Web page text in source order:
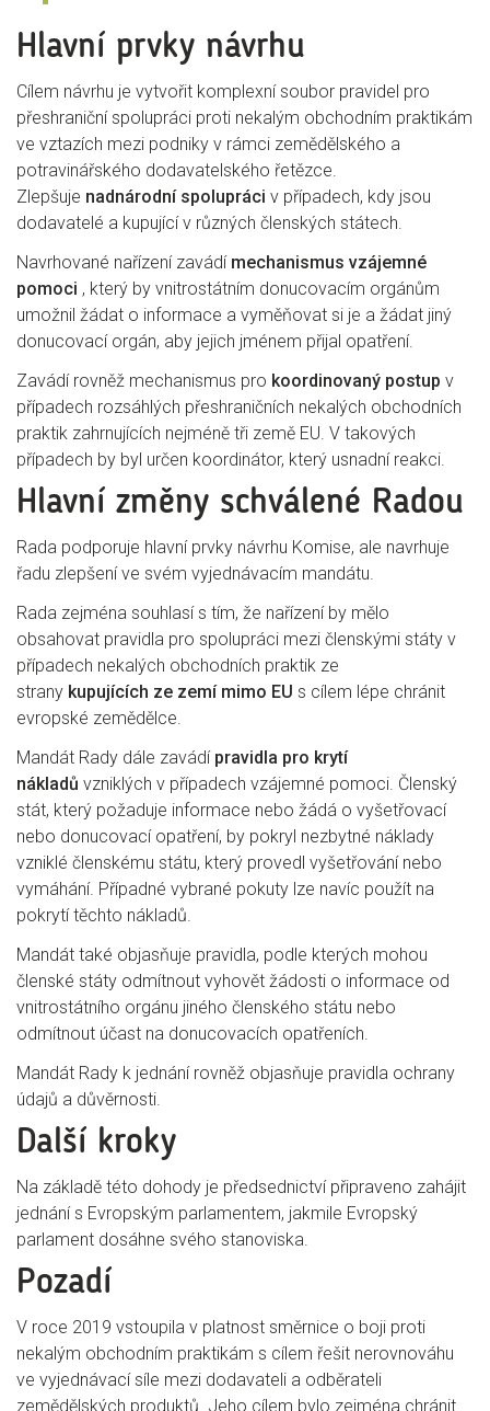
Hlavní prvky návrhu
Cílem návrhu je vytvořit komplexní soubor pravidel pro
přeshraniční spolupráci proti nekalým obchodním praktikám
ve vztazích mezi podniky v rámci zemědělského a
potravinářského dodavatelského řetězce.
Zlepšuje nadnárodní spolupráci v případech, kdy jsou
dodavatelé a kupující v různých členských státech.
Navrhované nařízení zavádí mechanismus vzájemné
pomoci , který by vnitrostátním donucovacím orgánům
umožnil žádat o informace a vyměňovat si je a žádat jiný
donucovací orgán, aby jejich jménem přijal opatření.
Zavádí rovněž mechanismus pro koordinovaný postup v
případech rozsáhlých přeshraničních nekalých obchodních
praktik zahrnujících nejméně tři země EU. V takových
případech by byl určen koordinátor, který usnadní reakci.
Hlavní změny schválené Radou
Rada podporuje hlavní prvky návrhu Komise, ale navrhuje
řadu zlepšení ve svém vyjednávacím mandátu.
Rada zejména souhlasí s tím, že nařízení by mělo
obsahovat pravidla pro spolupráci mezi členskými státy v
případech nekalých obchodních praktik ze
strany kupujících ze zemí mimo EU s cílem lépe chránit
evropské zemědělce.
Mandát Rady dále zavádí pravidla pro krytí
nákladů vzniklých v případech vzájemné pomoci. Členský
stát, který požaduje informace nebo žádá o vyšetřovací
nebo donucovací opatření, by pokryl nezbytné náklady
vzniklé členskému státu, který provedl vyšetřování nebo
vymáhání. Případné vybrané pokuty lze navíc použít na
pokrytí těchto nákladů.
Mandát také objasňuje pravidla, podle kterých mohou
členské státy odmítnout vyhovět žádosti o informace od
vnitrostátního orgánu jiného členského státu nebo
odmítnout účast na donucovacích opatřeních.
Mandát Rady k jednání rovněž objasňuje pravidla ochrany
údajů a důvěrnosti.
Další kroky
Na základě této dohody je předsednictví připraveno zahájit
jednání s Evropským parlamentem, jakmile Evropský
parlament dosáhne svého stanoviska.
Pozadí
V roce 2019 vstoupila v platnost směrnice o boji proti
nekalým obchodním praktikám s cílem řešit nerovnováhu
ve vyjednávací síle mezi dodavateli a odběrateli
zemědělských produktů. Jeho cílem bylo zejména chránit